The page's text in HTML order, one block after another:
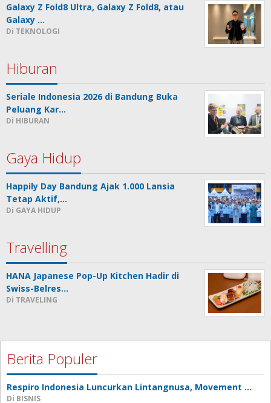
Galaxy Z Fold8 Ultra, Galaxy Z Fold8, atau
Galaxy …
Di TEKNOLOGI
Hiburan
Seriale Indonesia 2026 di Bandung Buka
Peluang Kar…
Di HIBURAN
Gaya Hidup
Happily Day Bandung Ajak 1.000 Lansia
Tetap Aktif,…
Di GAYA HIDUP
Travelling
HANA Japanese Pop-Up Kitchen Hadir di
Swiss-Belres…
Di TRAVELING
Berita Populer
Respiro Indonesia Luncurkan Lintangnusa, Movement …
Di BISNIS